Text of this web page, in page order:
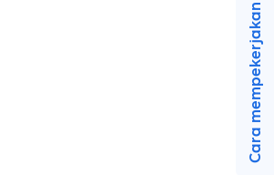
Cara mempekerjakan